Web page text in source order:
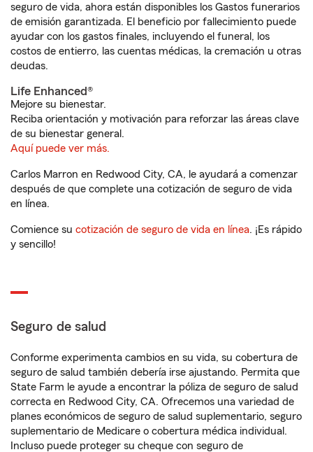
seguro de vida, ahora están disponibles los Gastos funerarios
de emisión garantizada. El beneficio por fallecimiento puede
ayudar con los gastos finales, incluyendo el funeral, los
costos de entierro, las cuentas médicas, la cremación u otras
deudas.
Life Enhanced®
Mejore su bienestar.
Reciba orientación y motivación para reforzar las áreas clave
de su bienestar general.
Aquí puede ver más.
Carlos Marron en Redwood City, CA, le ayudará a comenzar
después de que complete una cotización de seguro de vida
en línea.
Comience su cotización de seguro de vida en línea. ¡Es rápido
y sencillo!
Seguro de salud
Conforme experimenta cambios en su vida, su cobertura de
seguro de salud también debería irse ajustando. Permita que
State Farm le ayude a encontrar la póliza de seguro de salud
correcta en Redwood City, CA. Ofrecemos una variedad de
planes económicos de seguro de salud suplementario, seguro
suplementario de Medicare o cobertura médica individual.
Incluso puede proteger su cheque con seguro de